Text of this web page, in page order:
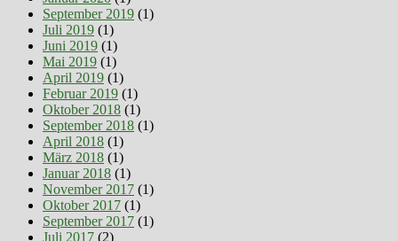
September 2019 (1)
Juli 2019 (1)
Juni 2019 (1)
Mai 2019 (1)
April 2019 (1)
Februar 2019 (1)
Oktober 2018 (1)
September 2018 (1)
April 2018 (1)
März 2018 (1)
Januar 2018 (1)
November 2017 (1)
Oktober 2017 (1)
September 2017 (1)
Juli 2017 (2)